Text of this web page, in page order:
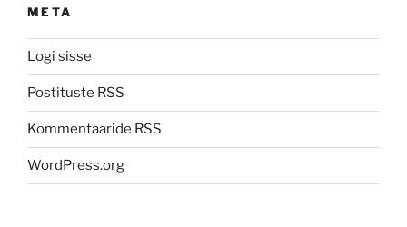
META
Logi sisse
Postituste RSS
Kommentaaride RSS
WordPress.org